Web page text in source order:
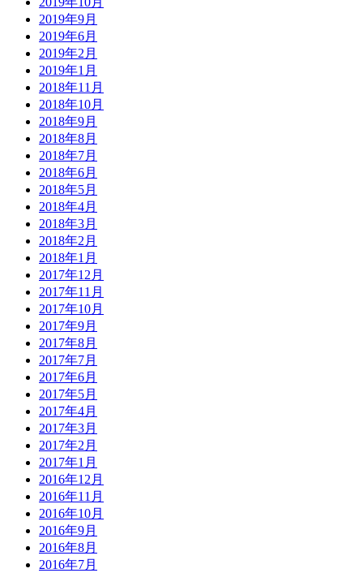
2019年9月
2019年6月
2019年2月
2019年1月
2018年11月
2018年10月
2018年9月
2018年8月
2018年7月
2018年6月
2018年5月
2018年4月
2018年3月
2018年2月
2018年1月
2017年12月
2017年11月
2017年10月
2017年9月
2017年8月
2017年7月
2017年6月
2017年5月
2017年4月
2017年3月
2017年2月
2017年1月
2016年12月
2016年11月
2016年10月
2016年9月
2016年8月
2016年7月